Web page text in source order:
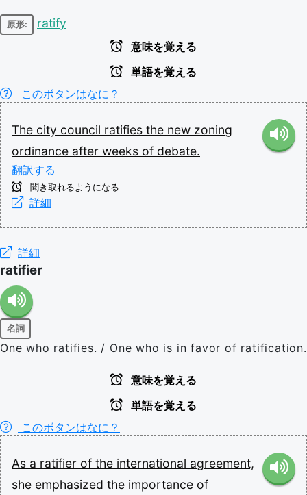
原形: ratify
意味を覚える
単語を覚える
このボタンはなに？
The city council ratifies the new zoning
ordinance after weeks of debate.
翻訳する
聞き取れるようになる
詳細
詳細
ratifier
名詞
One who ratifies. / One who is in favor of ratification.
意味を覚える
単語を覚える
このボタンはなに？
As a ratifier of the international agreement,
she emphasized the importance of